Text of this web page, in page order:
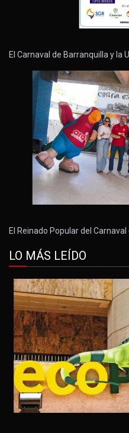
El Carnaval de Barranquilla y la
El Reinado Popular del
LO MÁS LEÍDO